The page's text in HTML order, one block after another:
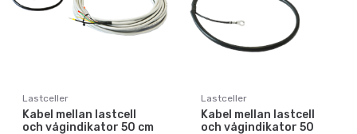
Lastceller
Kabel mellan lastcell
och vågindikator 50 cm
Lastceller
Kabel mellan lastcell
och vågindikator 50